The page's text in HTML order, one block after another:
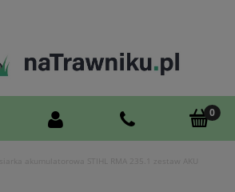
akumulatorowa STIHL RMA 235.1 zestaw AKU